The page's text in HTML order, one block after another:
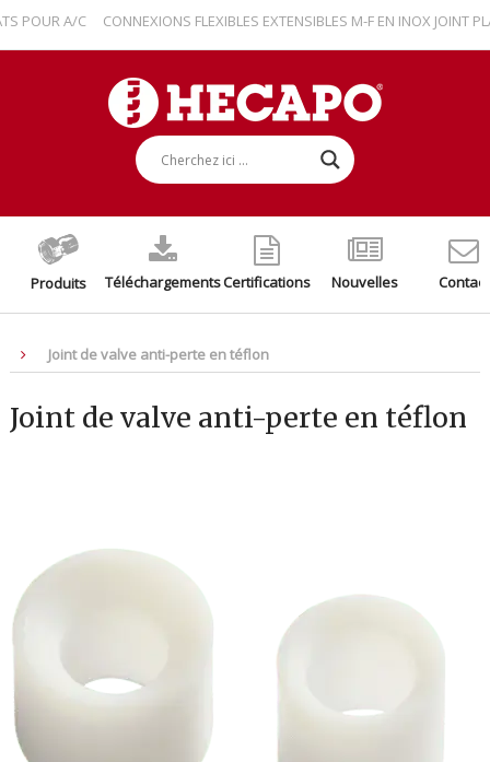
POUR A/C CONNEXIONS FLEXIBLES EXTENSIBLES M-F EN INOX JOINT
Produits TéléchargementsCertifications Nouvelles Contact
Joint de valve anti-perte en téflon
Joint de valve anti-perte en téflon